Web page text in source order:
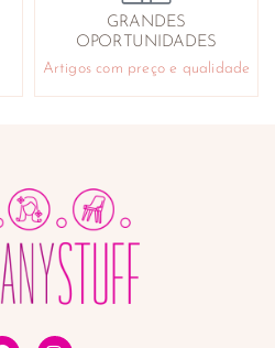
GRANDES
OPORTUNIDADES
Artigos com preço e qualidade